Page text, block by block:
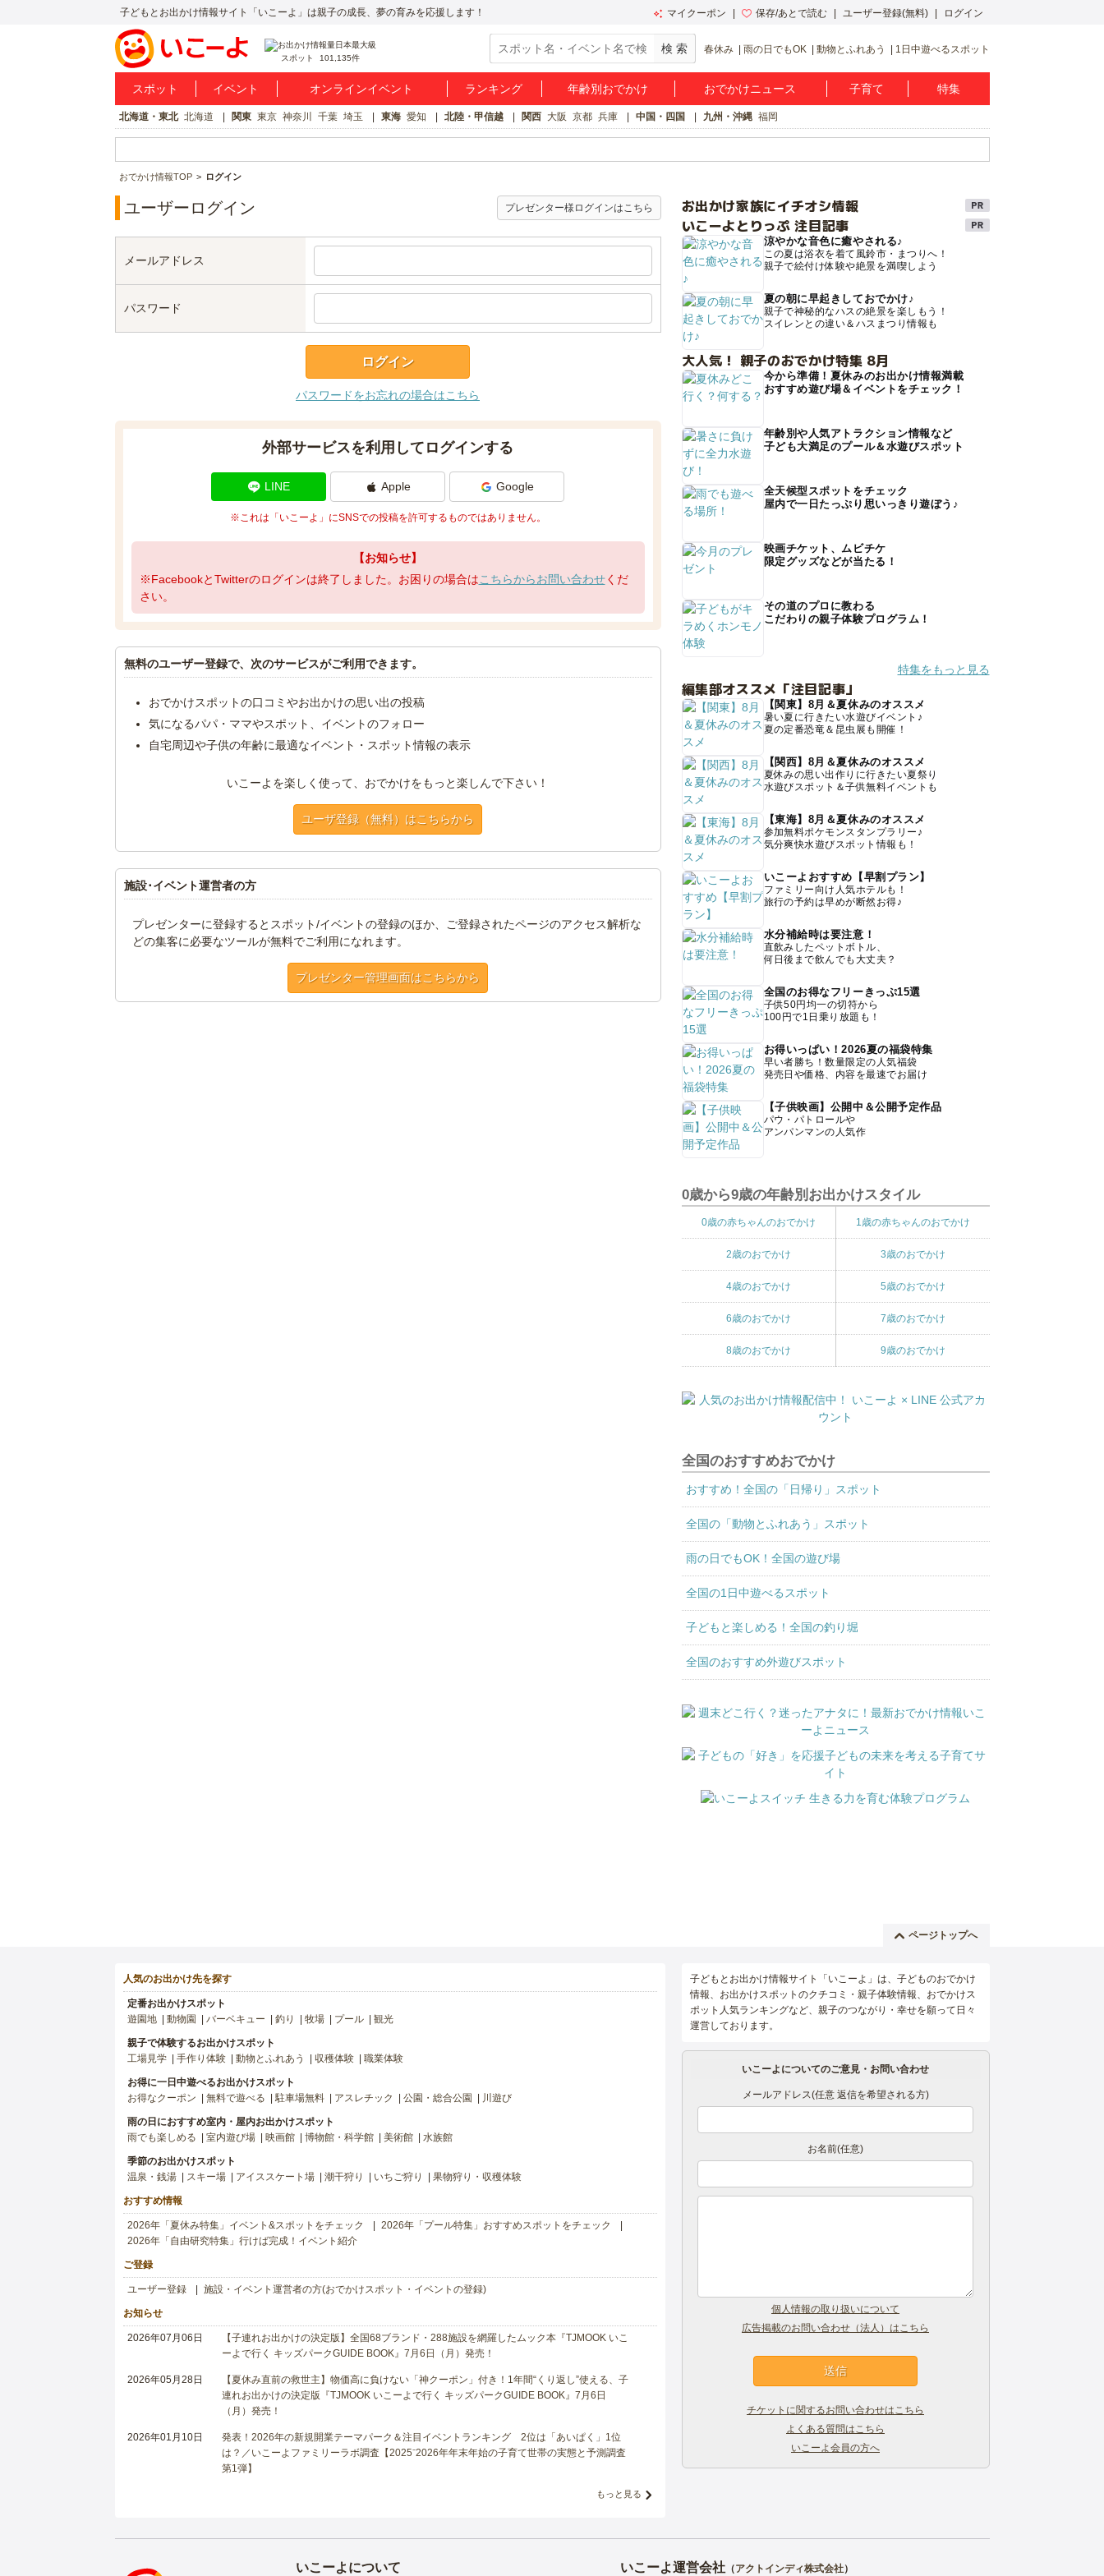
子どもとお出かけ情報サイト「いこーよ」は親子の成長、夢の育みを応援します！ マイクーポン 保存/あとで読む ユーザー登録(無料) ログイン
スポット 101,135件
春休み 雨の日でもOK 動物とふれあう 1日中遊べるスポット
スポット イベント オンラインイベント ランキング 年齢別おでかけ おでかけニュース 子育て 特集
北海道・東北 北海道 関東 東京 神奈川 千葉 埼玉 東海 愛知 北陸・甲信越 関西 大阪 京都 兵庫 中国・四国 九州・沖縄 福岡
おでかけ情報TOP ログイン
ユーザーログイン プレゼンター様ログインはこちら
メールアドレス
パスワード
パスワードをお忘れの場合はこちら
外部サービスを利用してログインする
LINE Apple Google
※これは「いこーよ」にSNSでの投稿を許可するものではありません。
【お知らせ】
※FacebookとTwitterのログインは終了しました。お困りの場合はこちらからお問い合わせくだ
さい。
無料のユーザー登録で、次のサービスがご利用できます。
おでかけスポットの口コミやお出かけの思い出の投稿
気になるパパ・ママやスポット、イベントのフォロー
自宅周辺や子供の年齢に最適なイベント・スポット情報の表示
いこーよを楽しく使って、おでかけをもっと楽しんで下さい！
ユーザ登録（無料）はこちらから
施設･イベント運営者の方
プレゼンターに登録するとスポット/イベントの登録のほか、ご登録されたページのアクセス解析な
どの集客に必要なツールが無料でご利用になれます。
プレゼンター管理画面はこちらから
お出かけ家族にイチオシ情報
いこーよとりっぷ 注目記事
涼やかな音色に癒やされる♪
この夏は浴衣を着て風鈴市・まつりへ！
親子で絵付け体験や絶景を満喫しよう
夏の朝に早起きしておでかけ♪
親子で神秘的なハスの絶景を楽しもう！
スイレンとの違い＆ハスまつり情報も
大人気！ 親子のおでかけ特集 8月
今から準備！夏休みのお出かけ情報満載
おすすめ遊び場＆イベントをチェック！
年齢別や人気アトラクション情報など
子ども大満足のプール＆水遊びスポット
全天候型スポットをチェック
屋内で一日たっぷり思いっきり遊ぼう♪
映画チケット、ムビチケ
限定グッズなどが当たる！
その道のプロに教わる
こだわりの親子体験プログラム！
特集をもっと見る
編集部オススメ「注目記事」
【関東】8月＆夏休みのオススメ
暑い夏に行きたい水遊びイベント♪
夏の定番恐竜＆昆虫展も開催！
【関西】8月＆夏休みのオススメ
夏休みの思い出作りに行きたい夏祭り
水遊びスポット＆子供無料イベントも
【東海】8月＆夏休みのオススメ
参加無料ポケモンスタンプラリー♪
気分爽快水遊びスポット情報も！
いこーよおすすめ【早割プラン】
ファミリー向け人気ホテルも！
旅行の予約は早めが断然お得♪
水分補給時は要注意！
直飲みしたペットボトル、
何日後まで飲んでも大丈夫？
全国のお得なフリーきっぷ15選
子供50円均一の切符から
100円で1日乗り放題も！
お得いっぱい！2026夏の福袋特集
早い者勝ち！数量限定の人気福袋
発売日や価格、内容を最速でお届け
【子供映画】公開中＆公開予定作品
パウ・パトロールや
アンパンマンの人気作
0歳から9歳の年齢別お出かけスタイル
0歳の赤ちゃんのおでかけ 1歳の赤ちゃんのおでかけ
2歳のおでかけ 3歳のおでかけ
4歳のおでかけ 5歳のおでかけ
6歳のおでかけ 7歳のおでかけ
8歳のおでかけ 9歳のおでかけ
全国のおすすめおでかけ
おすすめ！全国の「日帰り」スポット
全国の「動物とふれあう」スポット
雨の日でもOK！全国の遊び場
全国の1日中遊べるスポット
子どもと楽しめる！全国の釣り堀
全国のおすすめ外遊びスポット
ページトップへ
人気のお出かけ先を探す
定番お出かけスポット
遊園地
動物園 バーベキュー 釣り 牧場 プール 観光
親子で体験するお出かけスポット
工場見学
手作り体験 動物とふれあう 収穫体験 職業体験
お得に一日中遊べるお出かけスポット
お得なクーポン
無料で遊べる 駐車場無料 アスレチック 公園・総合公園 川遊び
雨の日におすすめ室内・屋内お出かけスポット
雨でも楽しめる
室内遊び場 映画館 博物館・科学館 美術館 水族館
季節のお出かけスポット
温泉・銭湯
スキー場 アイススケート場 潮干狩り いちご狩り 果物狩り・収穫体験
おすすめ情報
2026年「夏休み特集」イベント&スポットをチェック
2026年「プール特集」おすすめスポットをチェック
2026年「自由研究特集」行けば完成！イベント紹介
ご登録
ユーザー登録 施設・イベント運営者の方(おでかけスポット・イベントの登録)
お知らせ
2026年07月06日
【子連れお出かけの決定版】全国68ブランド・288施設を網羅したムック本『TJMOOK いこ
ーよで行く キッズパークGUIDE BOOK』7月6日（月）発売！
2026年05月28日
【夏休み直前の救世主】物価高に負けない「神クーポン」付き！1年間“くり返し”使える、子
連れお出かけの決定版『TJMOOK いこーよで行く キッズパークGUIDE BOOK』7月6日
（月）発売！
2026年01月10日
発表！2026年の新規開業テーマパーク＆注目イベントランキング 2位は「あいぱく」1位
は？／いこーよファミリーラボ調査【2025⁻2026年年末年始の子育て世帯の実態と予測調査
第1弾】
もっと見る
子どもとお出かけ情報サイト「いこーよ」は、子どものおでかけ
情報、お出かけスポットのクチコミ・親子体験情報、おでかけス
ポット人気ランキングなど、親子のつながり・幸せを願って日々
運営しております。
いこーよについてのご意見・お問い合わせ
メールアドレス(任意 返信を希望される方)
お名前(任意)
個人情報の取り扱いについて
広告掲載のお問い合わせ（法人）はこちら
チケットに関するお問い合わせはこちら
よくある質問はこちら
いこーよ会員の方へ
いこーよについて いこーよ運営会社（アクトインディ株式会社）